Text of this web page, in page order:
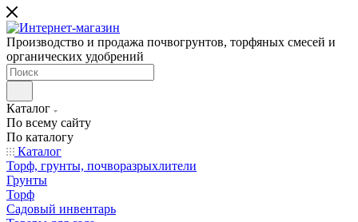
Производство и продажа почвогрунтов, торфяных смесей и
органических удобрений
Каталог
По всему сайту
По каталогу
Каталог
Торф, грунты, почворазрыхлители
Грунты
Торф
Садовый инвентарь